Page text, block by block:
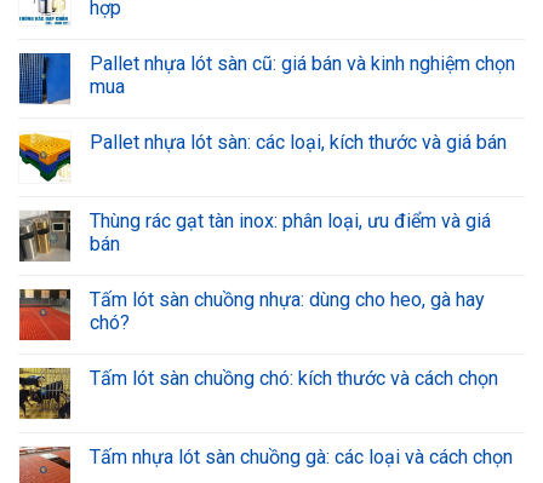
hợp
Pallet nhựa lót sàn cũ: giá bán và kinh nghiệm chọn
mua
Pallet nhựa lót sàn: các loại, kích thước và giá bán
Thùng rác gạt tàn inox: phân loại, ưu điểm và giá
bán
Tấm lót sàn chuồng nhựa: dùng cho heo, gà hay
chó?
Tấm lót sàn chuồng chó: kích thước và cách chọn
Tấm nhựa lót sàn chuồng gà: các loại và cách chọn